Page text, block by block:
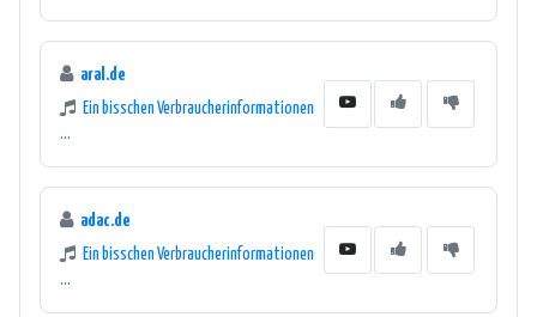
aral.de
Ein bisschen Verbraucherinformationen
...
adac.de
Ein bisschen Verbraucherinformationen
...